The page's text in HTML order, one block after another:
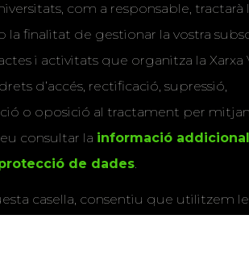
com a responsable, tractarà
la finalitat de gestionar la vostra
i activitats que organitza la Xarxa
d’accés, rectificació, supressió,
o oposició al tractament per
consultar la informació
de dades.
casella, consentiu que utilitzem